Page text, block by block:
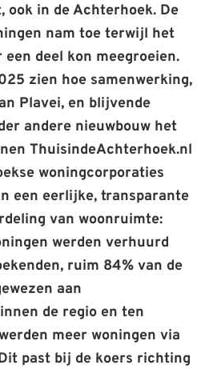
ook in de Achterhoek. De
nam toe terwijl het
deel kon meegroeien.
zien hoe samenwerking,
Plavei, en blijvende
andere nieuwbouw het
ThuisindeAchterhoek.nl
woningcorporaties
een eerlijke, transparante
van woonruimte:
werden verhuurd
ruim 84% van de
aan
de regio en ten
meer woningen via
past bij de koers richting